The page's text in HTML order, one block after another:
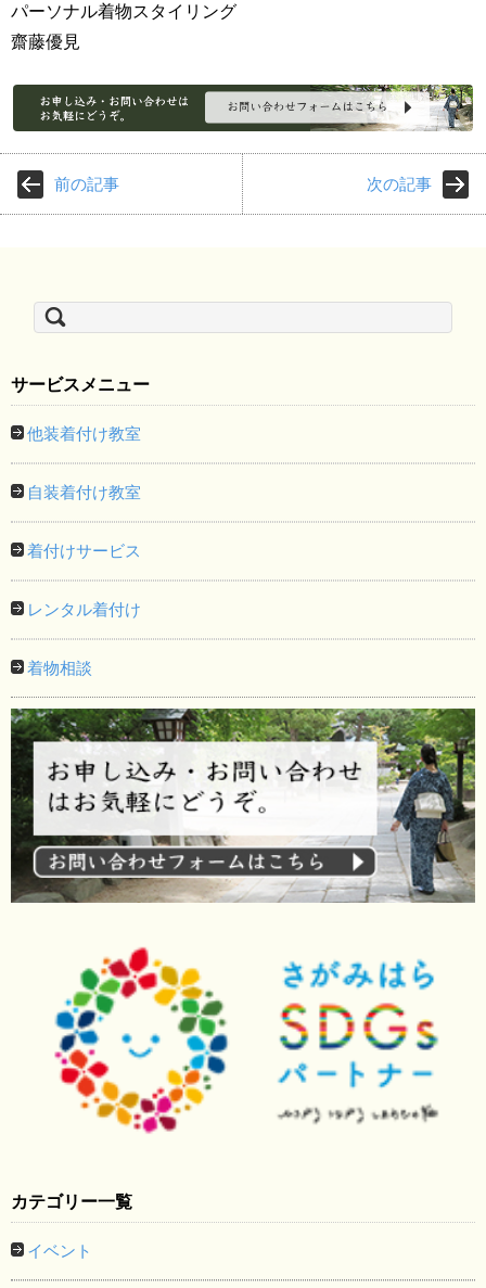
パーソナル着物スタイリング
齋藤優見
前の記事 次の記事
索:
サービスメニュー
他装着付け教室
自装着付け教室
着付けサービス
レンタル着付け
着物相談
カテゴリー一覧
イベント